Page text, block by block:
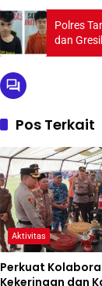
Polres
dan
Pos Terkait
Aktivitas
Perkuat
Kekeringan dan